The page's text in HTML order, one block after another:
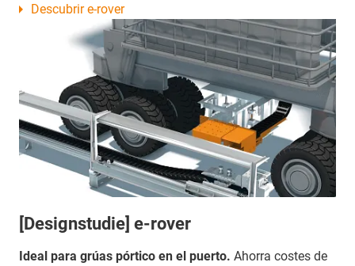
[Designstudie] e-rover
Ideal para grúas pórtico en el puerto. Ahorra costes de
Descubrir e-rover